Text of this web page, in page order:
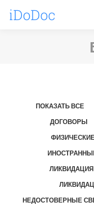
ПОКАЗАТЬ ВСЕ
ДОГОВОРЫ
ЛИКВИДАЦИЯ
НЕДОСТОВЕРНЫЕ